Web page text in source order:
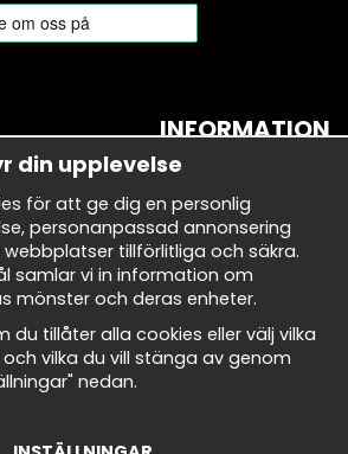
18
INFORMATION
Nyhetsbrev
Avtalskund
Demodagar
Integritetspolicy
Om cookies
Cookie Inställningar
Köpvillkor
din upplevelse
för att ge dig en personlig
personanpassad annonsering
tillförlitliga och säkra.
samlar vi in information om
mönster och deras enheter.
du tillåter alla cookies eller välj vilka
vilka du vill stänga av genom
nedan.